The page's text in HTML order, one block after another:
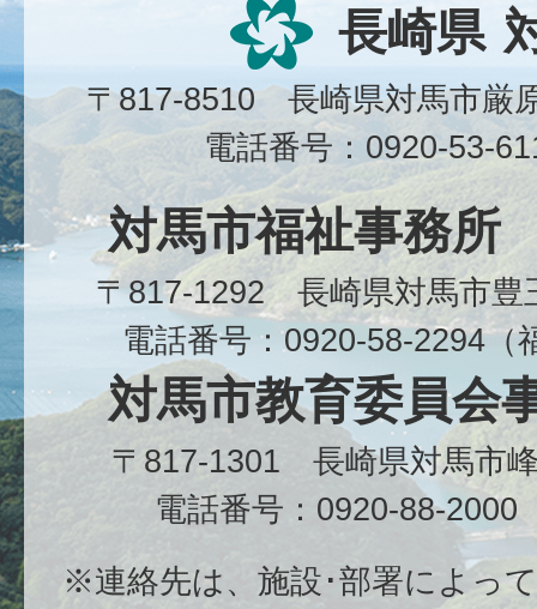
長崎県
〒817-8510 長崎県対馬市
電話番号：0920-53-
対馬市福祉事務所
〒817-1292 長崎県対馬市
電話番号：0920-58-2294（
対馬市教育委員会
〒817-1301 長崎県対馬市
電話番号：0920-88-2000
※連絡先は、施設･部署によっ